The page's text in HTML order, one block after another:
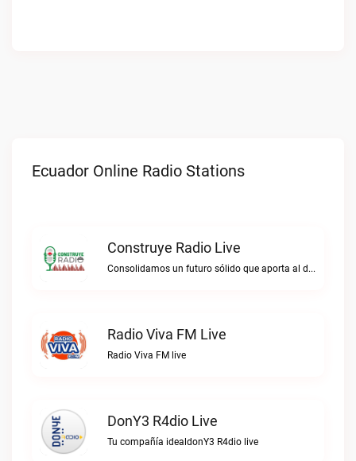
Ecuador Online Radio Stations
Construye Radio Live
Consolidamos un futuro sólido que aporta al desarrollo.Construye Radio live
Radio Viva FM Live
Radio Viva FM live
DonY3 R4dio Live
Tu compañía idealdonY3 R4dio live